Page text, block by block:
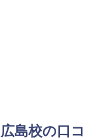
島校の口コ